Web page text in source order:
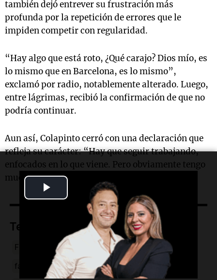
Video
también dejó entrever su frustración más
profunda por la repetición de errores que le
impiden competir con regularidad.
“Hay algo que está roto, ¿Qué carajo? Dios mío, es
lo mismo que en Barcelona, es lo mismo”,
exclamó por radio, notablemente alterado. Luego,
entre lágrimas, recibió la confirmación de que no
podría continuar.
Aun así, Colapinto cerró con una declaración que
refleja su carácter: “Hay que seguir trabajando,
enfocados en lo que viene. Pero obviamente tengo
mucha bronca”.
Temas
Franco Colapinto Gran Premio Gran Bretaña
falla monoplaza condiciones climáticas